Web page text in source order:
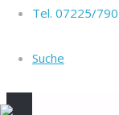
Tel. 07225/
Suche